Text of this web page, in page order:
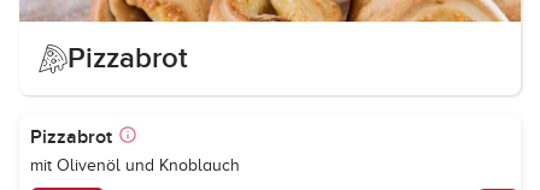
Pizzabrot
Pizzabrot
mit Olivenöl und Knoblauch